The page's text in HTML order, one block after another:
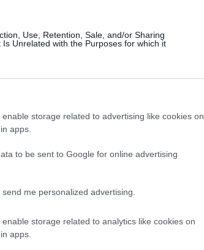
Use, Retention, Sale, and/or Sharing
Unrelated with the Purposes for which it
storage related to advertising like cookies on
apps.
to be sent to Google for online advertising
me personalized advertising.
storage related to analytics like cookies on
apps.